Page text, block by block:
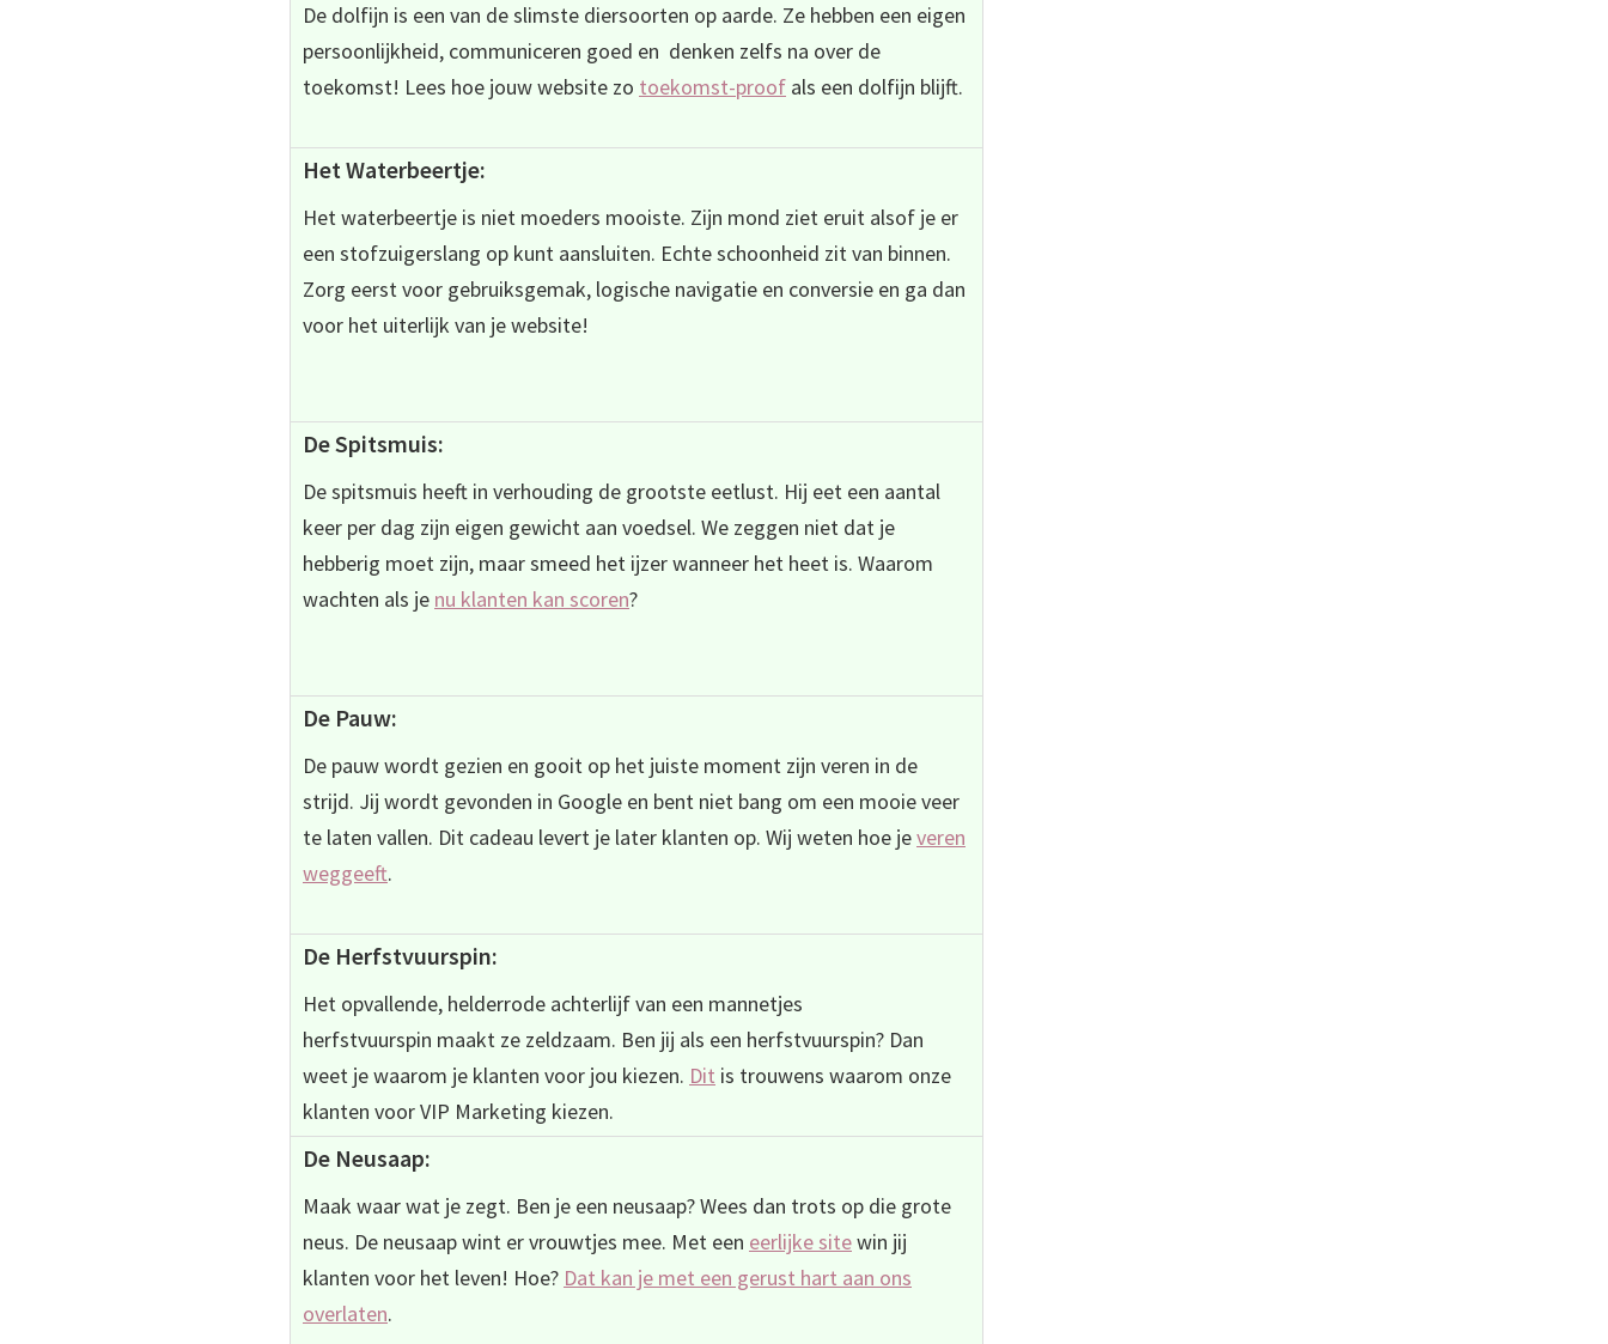
De dolfijn is een van de slimste diersoorten op aarde. Ze hebben een eigen
persoonlijkheid, communiceren goed en denken zelfs na over de
toekomst! Lees hoe jouw website zo toekomst-proof als een dolfijn blijft.
Het Waterbeertje:
Het waterbeertje is niet moeders mooiste. Zijn mond ziet eruit alsof je er
een stofzuigerslang op kunt aansluiten. Echte schoonheid zit van binnen.
Zorg eerst voor gebruiksgemak, logische navigatie en conversie en ga dan
voor het uiterlijk van je website!
De Spitsmuis:
De spitsmuis heeft in verhouding de grootste eetlust. Hij eet een aantal
keer per dag zijn eigen gewicht aan voedsel. We zeggen niet dat je
hebberig moet zijn, maar smeed het ijzer wanneer het heet is. Waarom
wachten als je nu klanten kan scoren?
De Pauw:
De pauw wordt gezien en gooit op het juiste moment zijn veren in de
strijd. Jij wordt gevonden in Google en bent niet bang om een mooie veer
te laten vallen. Dit cadeau levert je later klanten op. Wij weten hoe jeveren
weggeeft.
De Herfstvuurspin:
Het opvallende, helderrode achterlijf van een mannetjes
herfstvuurspin maakt ze zeldzaam. Ben jij als een herfstvuurspin? Dan
weet je waarom je klanten voor jou kiezen. Dit is trouwens waarom onze
klanten voor VIP Marketing kiezen.
De Neusaap:
Maak waar wat je zegt. Ben je een neusaap? Wees dan trots op die grote
neus. De neusaap wint er vrouwtjes mee. Met een eerlijke sitewin jij
klanten voor het leven! Hoe? Dat kan je met een gerust hart aan ons
overlaten.